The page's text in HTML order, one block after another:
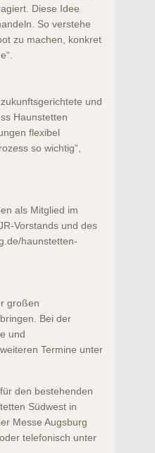
Diese Idee
So verstehe
zu machen, konkret
und
Haunstetten
flexibel
so wichtig“,
als Mitglied im
Vorstands und des
haunstetten-
großen
Bei der
und
Termine unter
den bestehenden
Südwest in
Messe Augsburg
oder telefonisch unter